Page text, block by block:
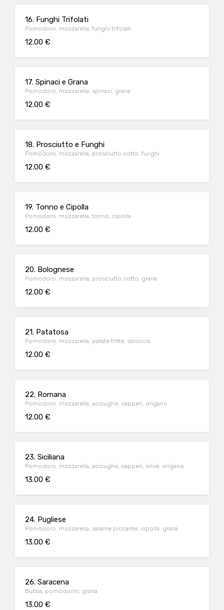
16. Funghi Trifolati
Pomodoro. mozzarella, funghi trifolati
12.00 €
17. Spinaci e Grana
Pomodoro. mozzarella, spinaci, grana
12.00 €
18. Prosciutto e Funghi
Pomodoro. mozzarella, prosciutto cotto, funghi
12.00 €
19. Tonno e Cipolla
Pomodoro. mozzarella, tonno, cipolla
12.00 €
20. Bolognese
Pomodoro. mozzarella, prosciutto cotto, grana
12.00 €
21. Patatosa
Pomodoro. mozzarella, patate fritte, salsiccia
12.00 €
22. Romana
Pomodoro. mozzarella, acciughe, capperi, origano
12.00 €
23. Siciliana
Pomodoro. mozzarella, acciughe, capperi, olive, origano
13.00 €
24. Pugliese
Pomodoro. mozzarella, salame piccante, cipolla, grana
13.00 €
26. Saracena
Bufala, pomodorini, grana
13.00 €